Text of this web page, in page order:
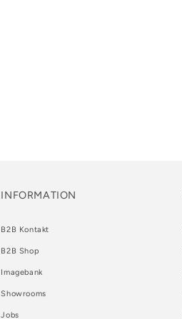
INFORMATION
B2B Kontakt
B2B Shop
Imagebank
Showrooms
Jobs